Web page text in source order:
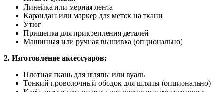
Линейка или мерная лента
Карандаш или маркер для меток на ткани
Утюг
Прищепка для прикрепления деталей
Машинная или ручная вышивка (опционально)
2. Изготовление аксессуаров:
Плотная ткань для шляпы или вуаль
Тонкий проволочный ободок для шляпы (опционально)